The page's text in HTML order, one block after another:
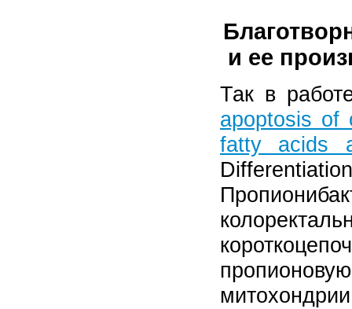
и ее
Так в
apoptosis of
fatty acids